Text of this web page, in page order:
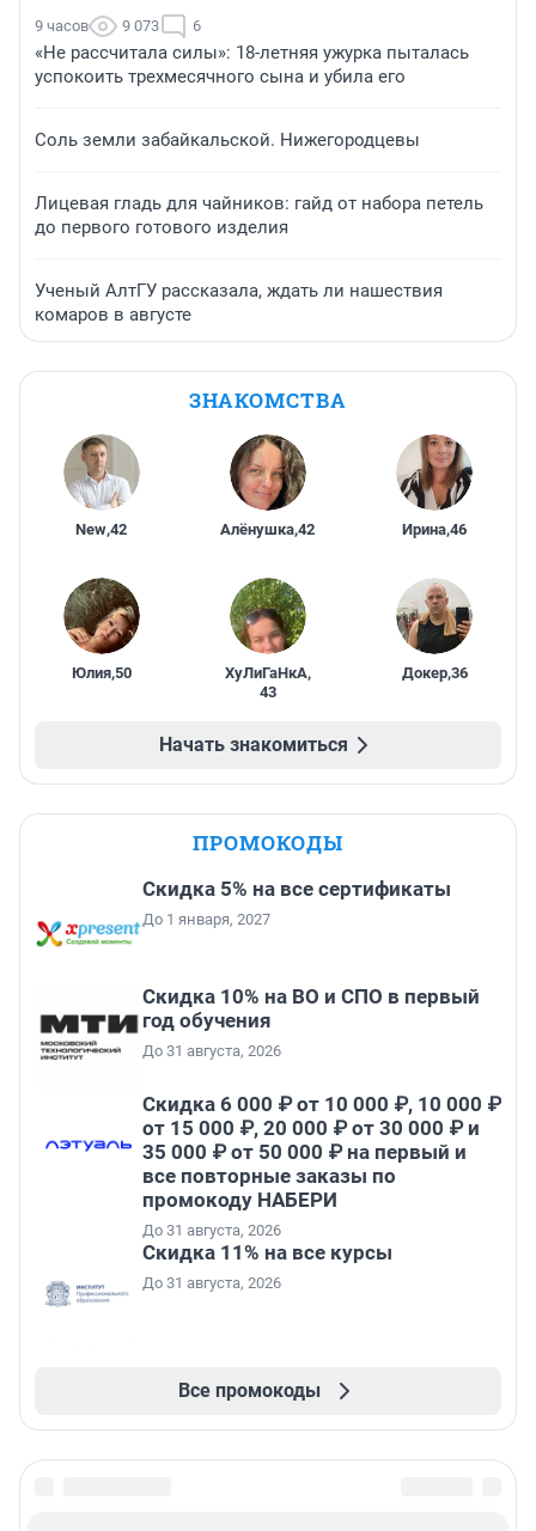
9 часов 9 073 6
«Не рассчитала силы»: 18-летняя ужурка пыталась
успокоить трехмесячного сына и убила его
Соль земли забайкальской. Нижегородцевы
Лицевая гладь для чайников: гайд от набора петель
до первого готового изделия
Ученый АлтГУ рассказала, ждать ли нашествия
комаров в августе
ЗНАКОМСТВА
New,42 Алёнушка,42 Ирина,46
Юлия,50 ХуЛиГаНкА,
43
Докер,36
Начать знакомиться
ПРОМОКОДЫ
Скидка 5% на все сертификаты
До 1 января, 2027
Скидка 10% на ВО и СПО в первый
год обучения
До 31 августа, 2026
Скидка 6 000 ₽ от 10 000 ₽, 10 000 ₽
от 15 000 ₽, 20 000 ₽ от 30 000 ₽ и
35 000 ₽ от 50 000 ₽ на первый и
все повторные заказы по
промокоду НАБЕРИ
До 31 августа, 2026
Скидка 11% на все курсы
До 31 августа, 2026
Все промокоды